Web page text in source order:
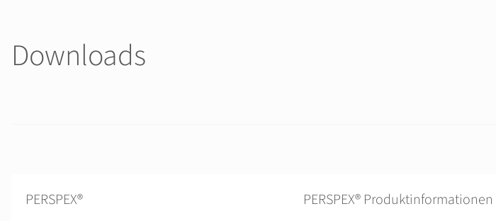
Downloads
PERSPEX® PERSPEX® Produktinformationen